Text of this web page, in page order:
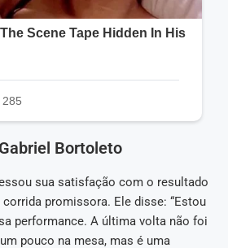
Bortoleto
sua satisfação com o resultado
promissora. Ele disse: “Estou
performance. A última volta não foi
pouco na mesa, mas é uma